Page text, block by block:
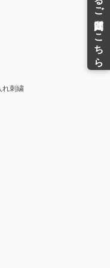
れ刺繍